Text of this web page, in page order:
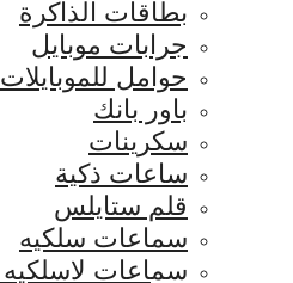
بطاقات الذاكرة
جرابات موبايل
حوامل للموبايلات
باور بانك
سكرينات
ساعات ذكية
قلم ستايلس
سماعات سلكيه
سماعات لاسلكيه